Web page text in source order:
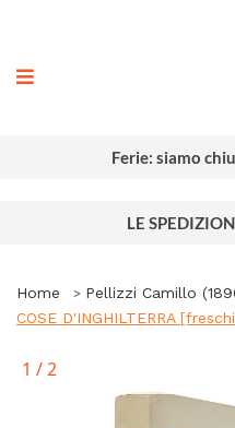
Ferie: siamo
LE
Home
Pellizzi Camillo
COSE D'INGHILTERRA
1 /2